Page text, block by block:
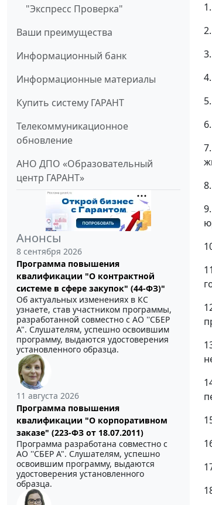
"Экспресс Проверка"
Ваши преимущества
Информационный банк
Информационные материалы
Купить систему ГАРАНТ
Телекоммуникационное
обновление
АНО ДПО «Образовательный
центр ГАРАНТ»
Анонсы
8 сентября 2026
Программа повышения
квалификации "О контрактной
системе в сфере закупок" (44-ФЗ)"
Об актуальных изменениях в КС
узнаете, став участником программы,
разработанной совместно с АО ''СБЕР
А". Слушателям, успешно освоившим
программу, выдаются удостоверения
установленного образца.
11 августа 2026
Программа повышения
квалификации "О корпоративном
заказе" (223-ФЗ от 18.07.2011)
Программа разработана совместно с
АО ''СБЕР А". Слушателям, успешно
освоившим программу, выдаются
удостоверения установленного
образца.